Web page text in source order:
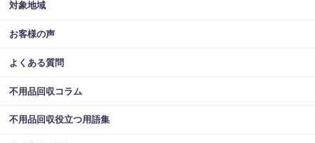
対象地域
お客様の声
よくある質問
不用品回収コラム
不用品回収役立つ用語集